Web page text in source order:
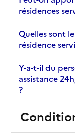
résidences
Quelles sont
résidence
Y-a-t-il du
assistance
?